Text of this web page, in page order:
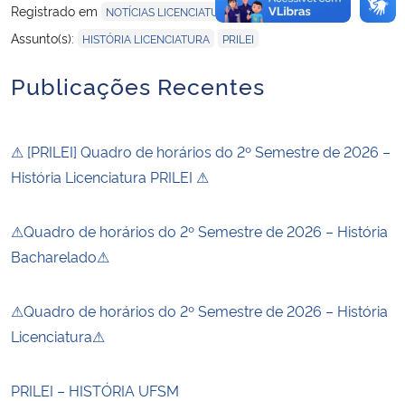
Registrado em
NOTÍCIAS LICENCIATURA
Assunto(s): HISTÓRIA LICENCIATURA PRILEI
Publicações Recentes
⚠ [PRILEI] Quadro de horários do 2º Semestre de 2026 –
História Licenciatura PRILEI ⚠
⚠Quadro de horários do 2º Semestre de 2026 – História
Bacharelado⚠
⚠Quadro de horários do 2º Semestre de 2026 – História
Licenciatura⚠
PRILEI – HISTÓRIA UFSM